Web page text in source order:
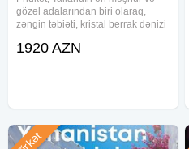
gözəl adalarından biri olaraq,
zəngin təbiəti, kristal berrak dənizi
gözləyir. Bu 8 günlük səyahət
1920 AZN